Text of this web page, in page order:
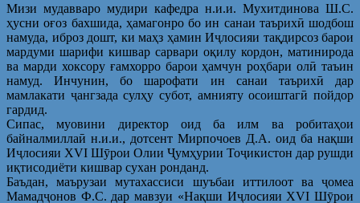
Мизи мудавваро мудири кафедра н.и.и. Мухитдинова Ш.С.
ҳусни оғоз бахшида, ҳамагонро бо ин санаи таърихӣ шодбош
намуда, иброз дошт, ки маҳз ҳамин Иҷлосияи тақдирсоз барои
мардуми шарифи кишвар сарвари оқилу кордон, матинирода
ва марди хоксору ғамхорро барои ҳамчун роҳбари олӣ таъин
намуд. Инчунин, бо шарофати ин санаи таърихӣ дар
мамлакати ҷангзада сулҳу субот, амнияту осоиштагӣ пойдор
гардид.
Сипас, муовини директор оид ба илм ва робитаҳои
байналмиллаӣ н.и.и., дотсент Мирпочоев Д.А. оид ба нақши
Иҷлосияи XVI Шӯрои Олии Ҷумҳурии Тоҷикистон дар рушди
иқтисодиёти кишвар сухан ронданд.
Баъдан, маърузаи мутахассиси шуъбаи иттилоот ва ҷомеа
Мамадҷонов Ф.С. дар мавзуи «Нақши Иҷлосияи XVI Шӯрои